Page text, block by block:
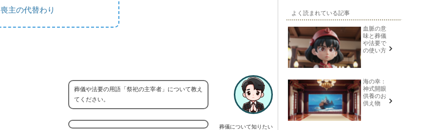
喪主の代替わり
葬儀について知りたい
葬儀や法要の用語「祭祀の主宰者」について教え
てください。
よく読まれている記事
血脈の意
味と葬儀
や法要で
の使い方
海の幸：
神式開眼
供養のお
供え物